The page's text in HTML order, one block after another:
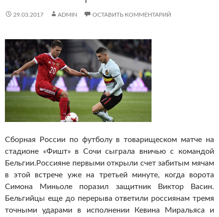
29.03.2017 ADMIN ОСТАВИТЬ КОММЕНТАРИЙ
Сборная России по футболу в товарищеском матче на
стадионе «Фишт» в Сочи сыграла вничью с командой
Бельгии. Россияне первыми открыли счет забитым мячам
в этой встрече уже на третьей минуте, когда ворота
Симона Миньоле поразил защитник Виктор Васин.
Бельгийцы еще до перерыва ответили россиянам тремя
точными ударами в исполнении Кевина Миральяса и